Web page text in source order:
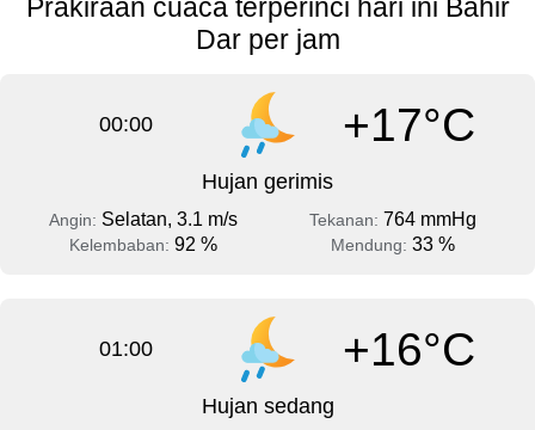
Prakiraan cuaca terperinci hari ini Bahir
Dar per jam
00:00 +17°C
Hujan gerimis
Angin: Selatan, 3.1 m/s Tekanan: 764 mmHg
Kelembaban: 92 % Mendung: 33 %
01:00 +16°C
Hujan sedang